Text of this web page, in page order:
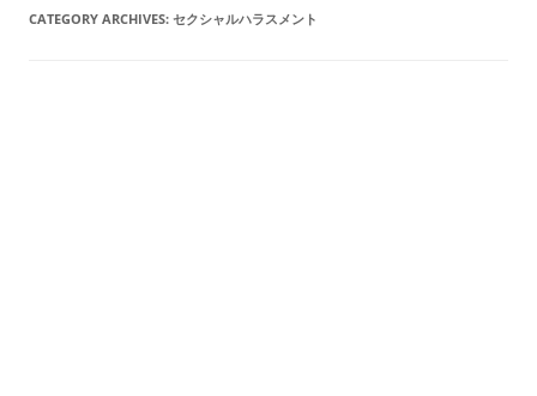
CATEGORY ARCHIVES: セクシャルハラスメント